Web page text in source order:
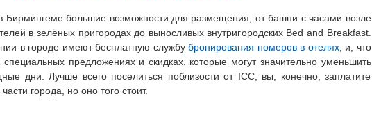
Бирмингеме большие возможности для размещения, от башни с часами возле
в зелёных пригородах до выносливых внутригородских Bed and Breakfast.
в городе имеют бесплатную службубронирования номеров в отелях, и, что
предложениях и скидках, которые могут значительно уменьшить
дни. Лучше всего поселиться поблизости от ICC, вы, конечно, заплатите
города, но оно того стоит.